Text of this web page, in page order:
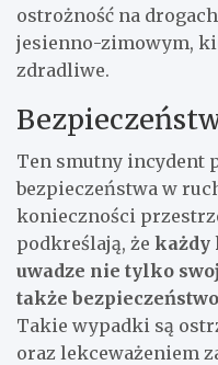
ostrożność na
jesienno-zimowym,
zdradliwe.
Ten smutny incydent
bezpieczeństwa w
konieczności
podkreślają, że każdy
uwadze nie tylko
także
Takie wypadki są
oraz lekceważeniem